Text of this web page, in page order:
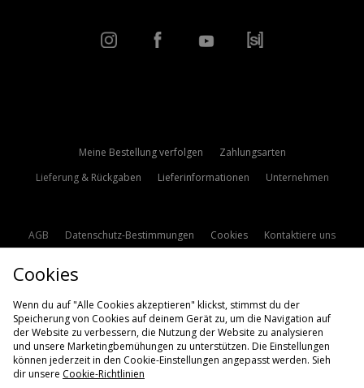
Meine Bestellung verfolgen
Zahlungsarten
Lieferung & Rückgaben
Lieferinformationen Unternehmen
AGB Datenschutz-Bestimmungen Cookies
Kontaktiere uns
Cookies
Wenn du auf "Alle Cookies akzeptieren" klickst, stimmst du der
Speicherung von Cookies auf deinem Gerät zu, um die Navigation auf
der Website zu verbessern, die Nutzung der Website zu analysieren
und unsere Marketingbemühungen zu unterstützen. Die Einstellungen
können jederzeit in den Cookie-Einstellungen angepasst werden. Sieh
dir unsere Cookie-Richtlinien